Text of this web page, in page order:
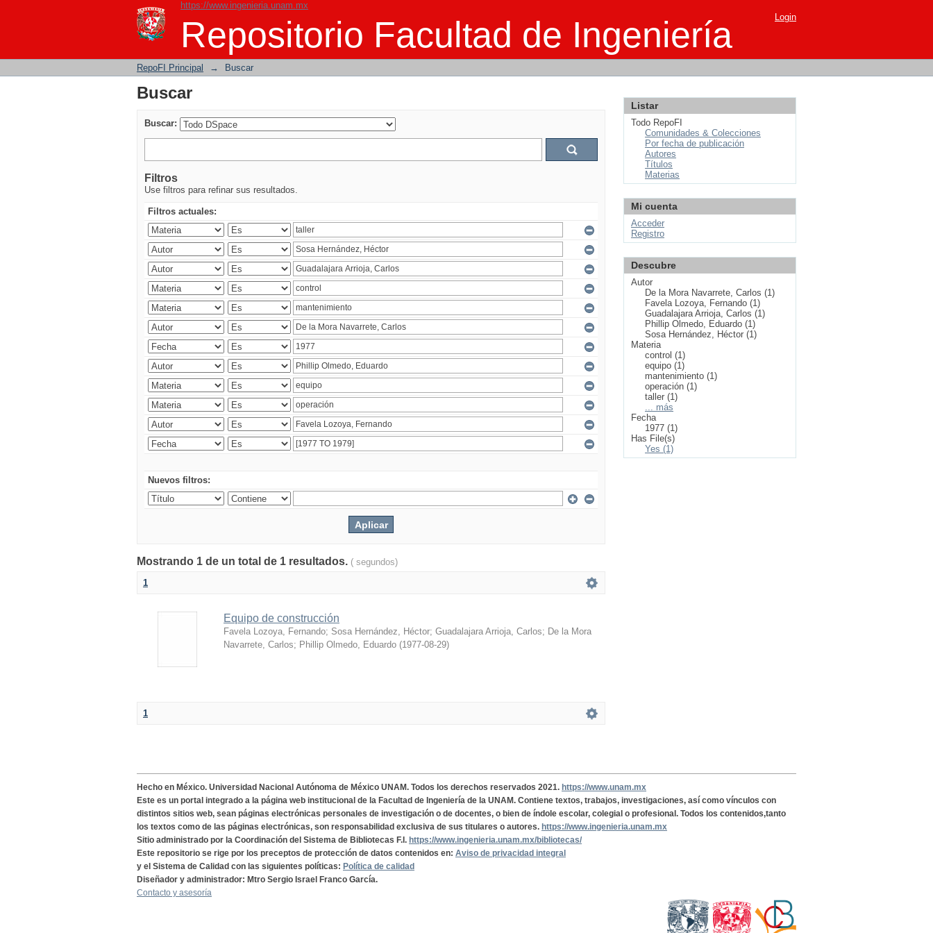
https://www.ingenieria.unam.mx
Repositorio Facultad de Ingeniería
Buscar Login
RepoFI Principal → Buscar
Buscar
Buscar:
Filtros
Use filtros para refinar sus resultados.
Filtros actuales:
Nuevos filtros:
Mostrando 1 de un total de 1 resultados. ( segundos)
1
Equipo de construcción
Favela Lozoya, Fernando; Sosa Hernández, Héctor; Guadalajara Arrioja, Carlos; De la Mora
Navarrete, Carlos; Phillip Olmedo, Eduardo (1977-08-29)
1
Listar
Todo RepoFI
Comunidades & Colecciones
Por fecha de publicación
Autores
Títulos
Materias
Mi cuenta
Acceder
Registro
Descubre
Autor
De la Mora Navarrete, Carlos (1)
Favela Lozoya, Fernando (1)
Guadalajara Arrioja, Carlos (1)
Phillip Olmedo, Eduardo (1)
Sosa Hernández, Héctor (1)
Materia
control (1)
equipo (1)
mantenimiento (1)
operación (1)
taller (1)
... más
Fecha
1977 (1)
Has File(s)
Yes (1)
Hecho en México. Universidad Nacional Autónoma de México UNAM. Todos los derechos reservados 2021. https://www.unam.mx
Este es un portal integrado a la página web institucional de la Facultad de Ingeniería de la UNAM. Contiene textos, trabajos, investigaciones, así como vínculos con
distintos sitios web, sean páginas electrónicas personales de investigación o de docentes, o bien de índole escolar, colegial o profesional. Todos los contenidos,tanto
los textos como de las páginas electrónicas, son responsabilidad exclusiva de sus titulares o autores. https://www.ingenieria.unam.mx
Sitio administrado por la Coordinación del Sistema de Bibliotecas F.I. https://www.ingenieria.unam.mx/bibliotecas/
Este repositorio se rige por los preceptos de protección de datos contenidos en: Aviso de privacidad integral
y el Sistema de Calidad con las siguientes políticas: Política de calidad
Diseñador y administrador: Mtro Sergio Israel Franco García.
Contacto y asesoría